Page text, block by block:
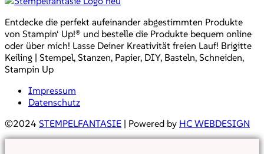
Entdecke die perfekt aufeinander abgestimmten Produkte
von Stampin‘ Up!® und bestelle die Produkte bequem online
oder über mich! Lasse Deiner Kreativität freien Lauf! Brigitte
Keiling | Stempel, Stanzen, Papier, DIY, Basteln, Schneiden,
Stampin Up
Impressum
Datenschutz
©2024 STEMPELFANTASIE | Powered by HC WEBDESIGN